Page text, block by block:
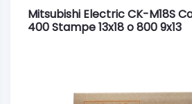
Mitsubishi Electric CK-M18S
400 Stampe 13x18 o 800 9x13